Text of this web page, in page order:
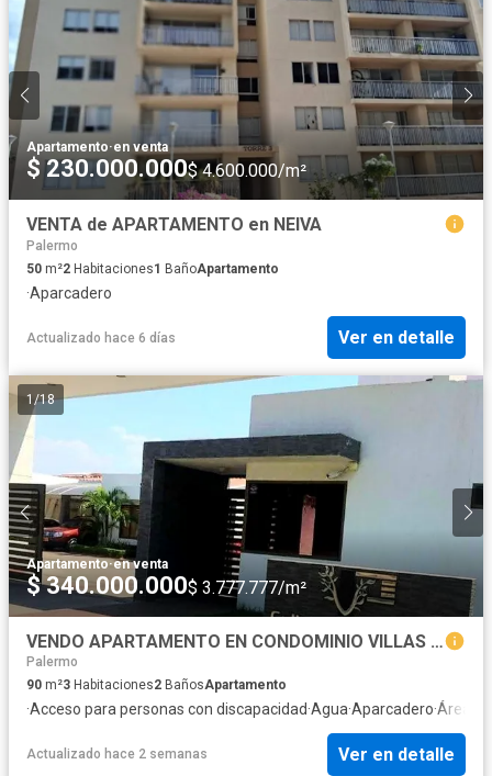
Apartamento·en venta
$ 230.000.000$ 4.600.000/m²
VENTA de APARTAMENTO en NEIVA
Palermo
50 m²2 Habitaciones1 BañoApartamento
·Aparcadero
Actualizado hace 6 días Ver en detalle
1/18
Apartamento·en venta
$ 340.000.000$ 3.777.777/m²
VENDO APARTAMENTO EN CONDOMINIO VILLAS DEL PRADO NORTE DE NEIVA
Palermo
90 m²3 Habitaciones2 BañosApartamento
·Acceso para personas con discapacidad·Agua·Aparcadero·Área
Actualizado hace 2 semanas Ver en detalle